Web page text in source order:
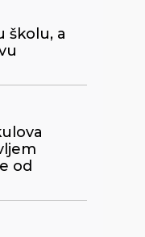
školu, a
od